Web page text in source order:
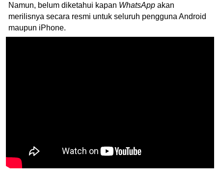
Namun, belum diketahui kapan WhatsApp akan
merilisnya secara resmi untuk seluruh pengguna Android
maupun iPhone.